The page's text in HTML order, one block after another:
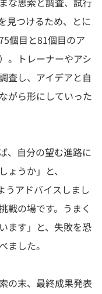
見つけるため、とに
個目と81個目のア
。トレーナーやアシ
査し、アイデアと自
がら形にしていった
、自分の望む進路に
ょうか」と、
うアドバイスしまし
戦の場です。うまく
ます」と、失敗を恐
ました。
の末、最終成果発表